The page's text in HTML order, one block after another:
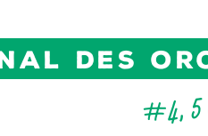
DES
#4, 5